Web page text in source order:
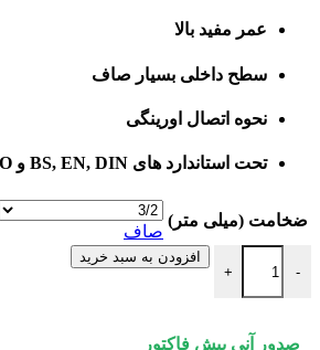
عمر مفید بالا
سطح داخلی بسیار صاف
نحوه اتصال اورینگی
تحت استاندارد های BS, EN, DIN و ISO
ضخامت (میلی متر)
صاف
-
+
افزودن به سبد خرید
صدور آنی پیش فاکتور